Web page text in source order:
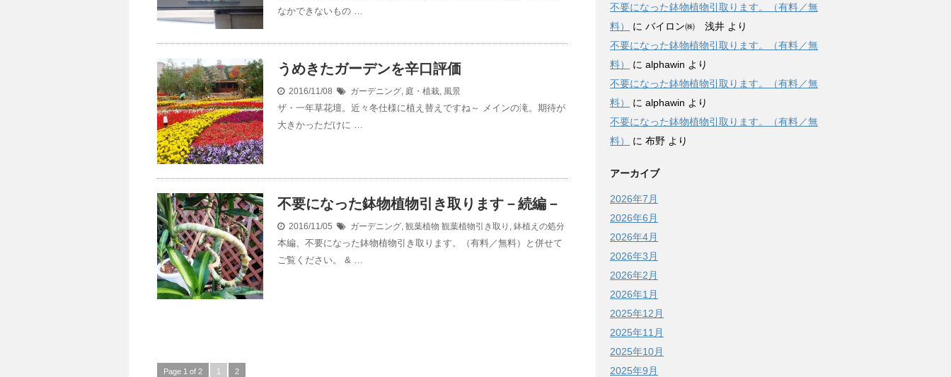
なかできないもの …
うめきたガーデンを辛口評価
2016/11/08 ガーデニング, 庭・植栽, 風景
ザ・一年草花壇。近々冬仕様に植え替えですね～ メインの滝。期待が
大きかっただけに …
不要になった鉢物植物引き取ります－続編－
2016/11/05 ガーデニング, 観葉植物 観葉植物引き取り , 鉢植えの処分
本編、不要になった鉢物植物引き取ります。（有料／無料）と併せて
ご覧ください。 & …
Page 1 of 2 1 2
不要になった鉢物植物引取ります。（有料／無
料）
に バイロン㈱ 浅井 より
不要になった鉢物植物引取ります。（有料／無
料）
に alphawin より
不要になった鉢物植物引取ります。（有料／無
料）
に alphawin より
不要になった鉢物植物引取ります。（有料／無
料）
に 布野 より
アーカイブ
2026年7月
2026年6月
2026年4月
2026年3月
2026年2月
2026年1月
2025年12月
2025年11月
2025年10月
2025年9月